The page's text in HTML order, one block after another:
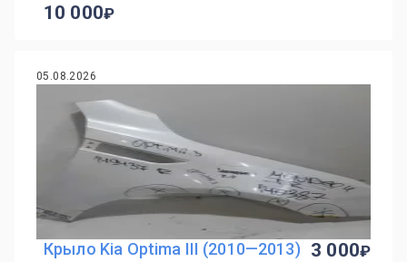
10 000
05.08.2026
Крыло Kia Optima III (2010—2013) 3 000